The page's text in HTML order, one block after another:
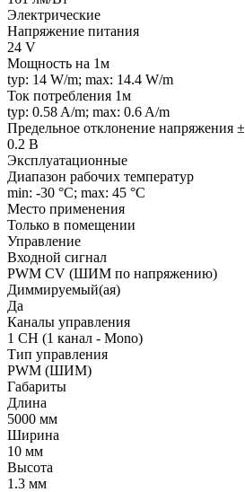
Электрические
Напряжение питания
24 V
Мощность на 1м
typ: 14 W/m; max: 14.4 W/m
Ток потребления 1м
typ: 0.58 A/m; max: 0.6 A/m
Предельное отклонение напряжения ±
0.2 В
Эксплуатационные
Диапазон рабочих температур
min: -30 °C; max: 45 °C
Место применения
Только в помещении
Управление
Входной сигнал
PWM СV (ШИМ по напряжению)
Диммируемый(ая)
Да
Каналы управления
1 CH (1 канал - Mono)
Тип управления
PWM (ШИМ)
Габариты
Длина
5000 мм
Ширина
10 мм
Высота
1.3 мм